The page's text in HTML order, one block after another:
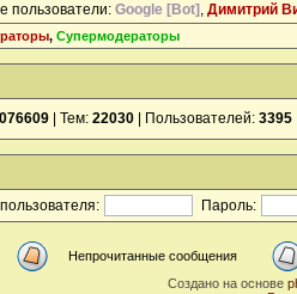
пользователи: Google [Bot] , Димитрий
, Супермодераторы
| Тем: 22030 | Пользователей: 3395
Пароль:
Непрочитанные сообщения
Создано на основе